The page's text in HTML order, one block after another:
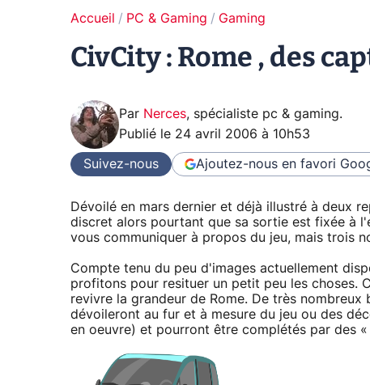
Accueil PC & Gaming Gaming
CivCity : Rome , des
Par Nerces, spécialiste pc & gaming.
Publié le 24 avril 2006 à 10h53
Suivez-nous Ajoutez-nous en favori
Dévoilé en mars dernier et déjà illustré à deux
discret alors pourtant que sa sortie est fixée à
vous communiquer à propos du jeu, mais trois
Compte tenu du peu d'images actuellement
profitons pour resituer un petit peu les choses.
revivre la grandeur de Rome. De très
dévoileront au fur et à mesure du jeu ou des
en oeuvre) et pourront être complétés par des «